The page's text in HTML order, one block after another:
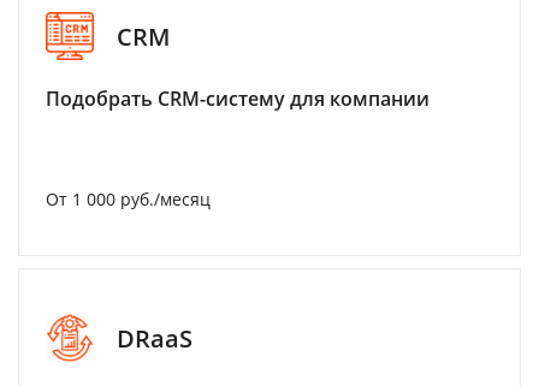
CRM
Подобрать CRM-систему для компании
От 1 000 руб./месяц
DRaaS